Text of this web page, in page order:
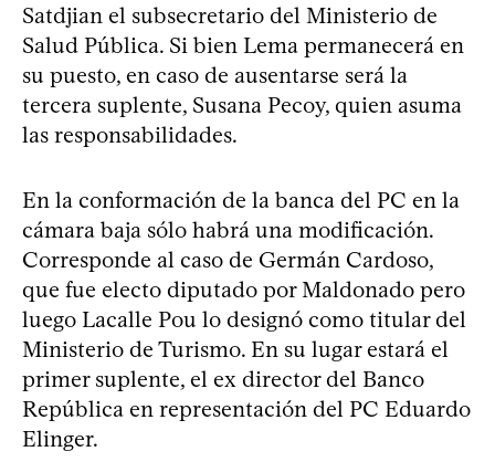
Satdjian el subsecretario del Ministerio de
Salud Pública. Si bien Lema permanecerá en
su puesto, en caso de ausentarse será la
tercera suplente, Susana Pecoy, quien asuma
las responsabilidades.
En la conformación de la banca del PC en la
cámara baja sólo habrá una modificación.
Corresponde al caso de Germán Cardoso,
que fue electo diputado por Maldonado pero
luego Lacalle Pou lo designó como titular del
Ministerio de Turismo. En su lugar estará el
primer suplente, el ex director del Banco
República en representación del PC Eduardo
Elinger.